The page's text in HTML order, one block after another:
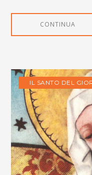
CONTINUA
IL SANTO DEL